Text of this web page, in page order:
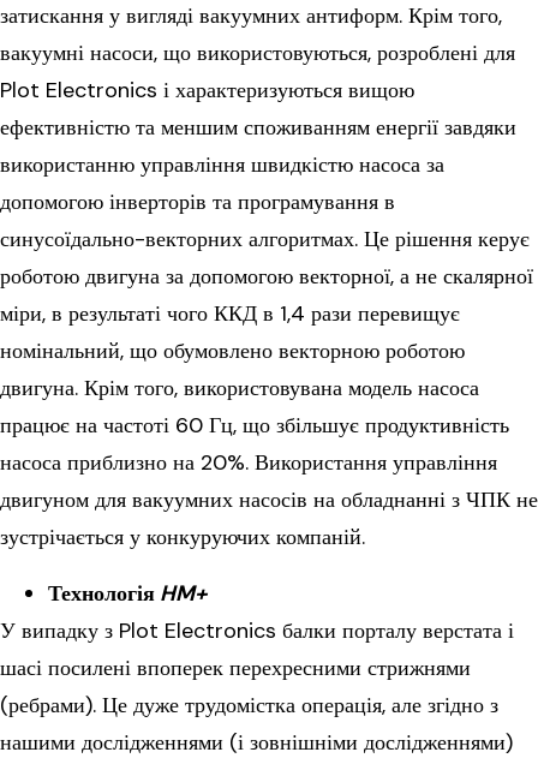
затискання у вигляді вакуумних антиформ. Крім того,
вакуумні насоси, що використовуються, розроблені для
Plot Electronics і характеризуються вищою
ефективністю та меншим споживанням енергії завдяки
використанню управління швидкістю насоса за
допомогою інверторів та програмування в
синусоїдально-векторних алгоритмах. Це рішення керує
роботою двигуна за допомогою векторної, а не скалярної
міри, в результаті чого ККД в 1,4 рази перевищує
номінальний, що обумовлено векторною роботою
двигуна. Крім того, використовувана модель насоса
працює на частоті 60 Гц, що збільшує продуктивність
насоса приблизно на 20%. Використання управління
двигуном для вакуумних насосів на обладнанні з ЧПК не
зустрічається у конкуруючих компаній.
Технологія HM+
У випадку з Plot Electronics балки порталу верстата і
шасі посилені впоперек перехресними стрижнями
(ребрами). Це дуже трудомістка операція, але згідно з
нашими дослідженнями (і зовнішніми дослідженнями)